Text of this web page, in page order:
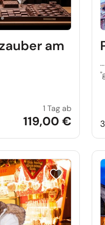
am
1 Tag ab
119,00 €
Reise auf